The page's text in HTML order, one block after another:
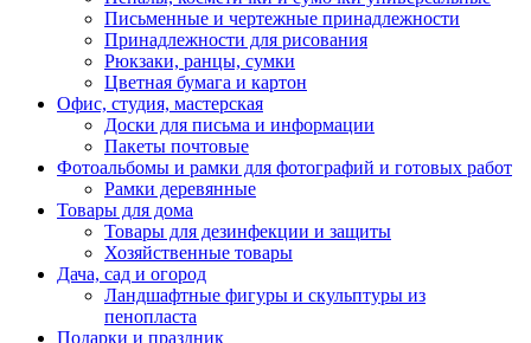
Письменные и чертежные принадлежности
Принадлежности для рисования
Рюкзаки, ранцы, сумки
Цветная бумага и картон
Офис, студия, мастерская
Доски для письма и информации
Пакеты почтовые
Фотоальбомы и рамки для фотографий и готовых работ
Рамки деревянные
Товары для дома
Товары для дезинфекции и защиты
Хозяйственные товары
Дача, сад и огород
Ландшафтные фигуры и скульптуры из
пенопласта
Подарки и праздник